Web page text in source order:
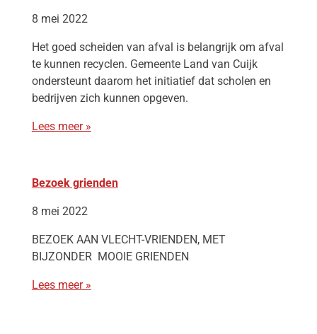
8 mei 2022
Het goed scheiden van afval is belangrijk om afval
te kunnen recyclen. Gemeente Land van Cuijk
ondersteunt daarom het initiatief dat scholen en
bedrijven zich kunnen opgeven.
Lees meer »
Bezoek grienden
8 mei 2022
BEZOEK AAN VLECHT-VRIENDEN, MET
BIJZONDER MOOIE GRIENDEN
Lees meer »